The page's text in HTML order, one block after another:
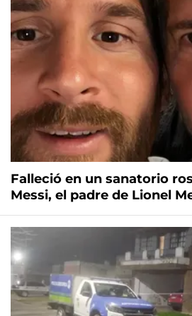
Falleció en un sanatorio
Messi, el padre de Lionel